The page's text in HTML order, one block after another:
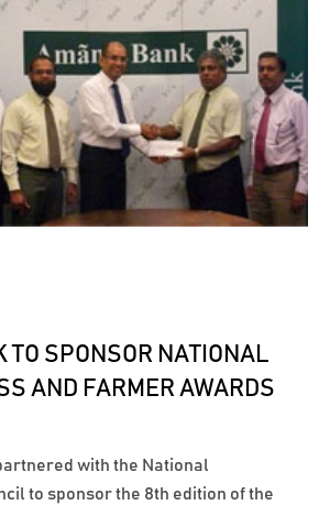
TO SPONSOR NATIONAL
AND FARMER AWARDS
with the National
to sponsor the 8th edition of the